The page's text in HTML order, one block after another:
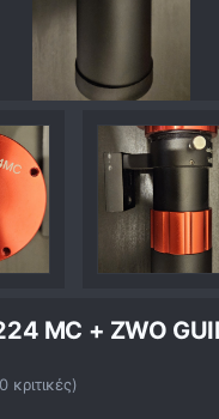
MC + ZWO
κριτικές)